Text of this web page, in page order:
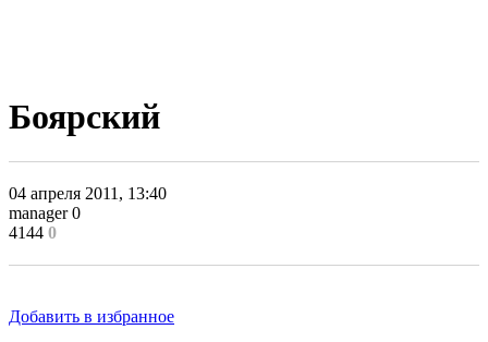
Боярский
04 апреля 2011, 13:40
manager0
4144 0
Добавить в избранное